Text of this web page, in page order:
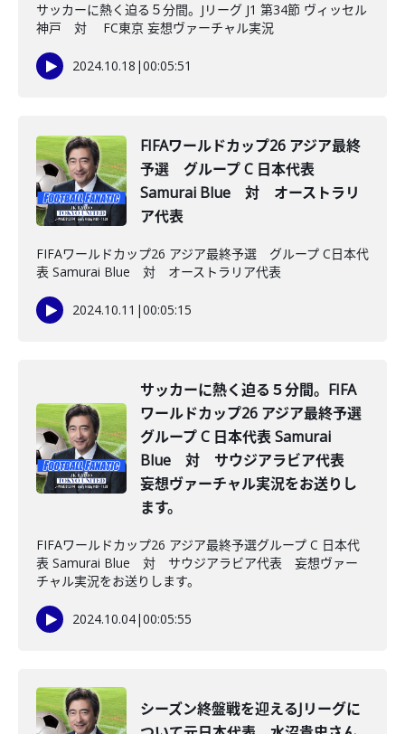
サッカーに熱く迫る５分間。Jリーグ J1 第34節 ヴィッセル
神戸 対 FC東京 妄想ヴァーチャル実況
2024.10.18 |00:05:51
FIFAワールドカップ26 アジア最終
予選 グループ C 日本代表
Samurai Blue 対 オーストラリ
ア代表
FIFAワールドカップ26 アジア最終予選 グループ C日本代
表 Samurai Blue 対 オーストラリア代表
2024.10.11 |00:05:15
サッカーに熱く迫る５分間。FIFA
ワールドカップ26 アジア最終予選
グループ C 日本代表 Samurai
Blue 対 サウジアラビア代表
妄想ヴァーチャル実況をお送りし
ます。
FIFAワールドカップ26 アジア最終予選グループ C 日本代
表 Samurai Blue 対 サウジアラビア代表 妄想ヴァー
チャル実況をお送りします。
2024.10.04|00:05:55
シーズン終盤戦を迎えるJリーグに